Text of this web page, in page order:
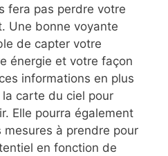
fera pas perdre votre
Une bonne voyante
de capter votre
énergie et votre façon
informations en plus
carte du ciel pour
Elle pourra également
à prendre pour
en fonction de